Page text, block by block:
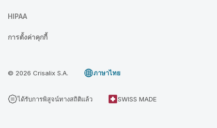
HIPAA
การตั้งค่าคุกกี้
© 2026 Crisalix S.A. ภาษาไทย
ได้รับการพิสูจน์ทางสถิติแล้ว SWISS MADE